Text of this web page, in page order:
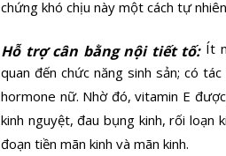
chứng khó chịu này một cách tự
Hỗ trợ cân bằng nội tiết tố: Ít
quan đến chức năng sinh sản; có
hormone nữ. Nhờ đó, vitamin E
kinh nguyệt, đau bụng kinh, rối loạn
đoạn tiền mãn kinh và mãn kinh.